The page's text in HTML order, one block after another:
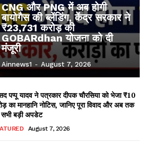
CNG और PNG में अब होगी
बायोगैस की ब्लेंडिंग, केंद्र सरकार ने
₹23,731 करोड़ की
GOBARdhan योजना को दी
मंजूरी
Ainnews1 - August 7, 2026
पप्पू यादव ने पत्रकार दीपक चौरसिया को भेजा ₹10
का मानहानि नोटिस, जानिए पूरा विवाद और अब तक
बड़ी अपडेट
August 7, 2026